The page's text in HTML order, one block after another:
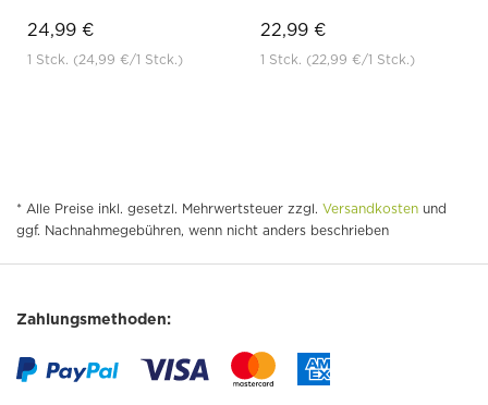
24,99 €
1 Stck. (24,99 €/1 Stck.)
22,99 €
1 Stck. (22,99 €/1 Stck.)
* Alle Preise inkl. gesetzl. Mehrwertsteuer zzgl. Versandkosten und
ggf. Nachnahmegebühren, wenn nicht anders beschrieben
Zahlungsmethoden: